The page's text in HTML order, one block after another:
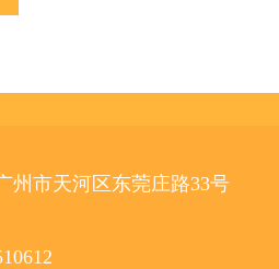
州市天河区东莞庄路33号